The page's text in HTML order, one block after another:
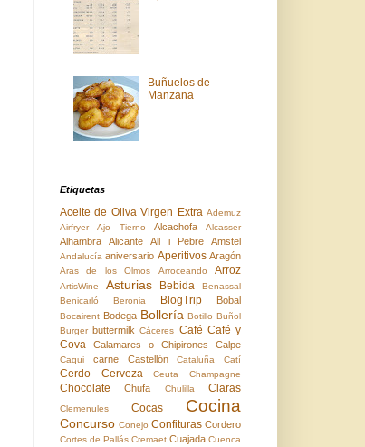
Buñuelos de
Manzana
Etiquetas
Aceite de Oliva Virgen Extra Ademuz
Airfryer
Ajo Tierno Alcachofa Alcasser
Alhambra Alicante All i Pebre Amstel
Andalucía aniversario Aperitivos Aragón
Aras de los Olmos Arroceando Arroz
ArtisWine Asturias Bebida
Benassal
Benicarló
Beronia BlogTrip Bobal
Bocairent Bodega Bollería Botillo Buñol
Burger buttermilk Cáceres Café Café y
Cova
Calamares o Chipirones Calpe
Caqui carne Castellón Cataluña Catí
Cerdo Cerveza Ceuta Champagne
Chocolate Chufa Chulilla Claras
Clemenules Cocas Cocina
Concurso Conejo Confituras Cordero
Cortes de Pallás Cremaet Cuajada Cuenca